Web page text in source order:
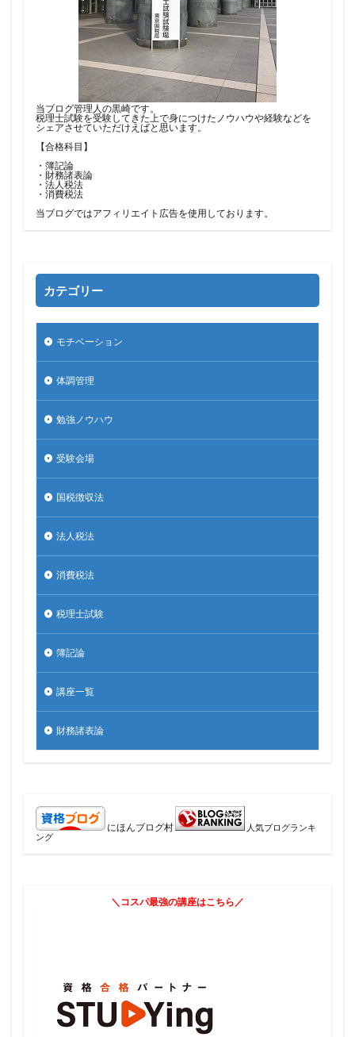
当ブログ管理人の黒崎です。
税理士試験を受験してきた上で身につけたノウハウや経験などを
シェアさせていただけえばと思います。
【合格科目】
・簿記論
・財務諸表論
・法人税法
・消費税法
当ブログではアフィリエイト広告を使用しております。
カテゴリー
モチベーション
体調管理
勉強ノウハウ
受験会場
国税徴収法
法人税法
消費税法
税理士試験
簿記論
講座一覧
財務諸表論
にほんブログ村
人気ブログランキ
ング
＼コスパ最強の講座はこちら／